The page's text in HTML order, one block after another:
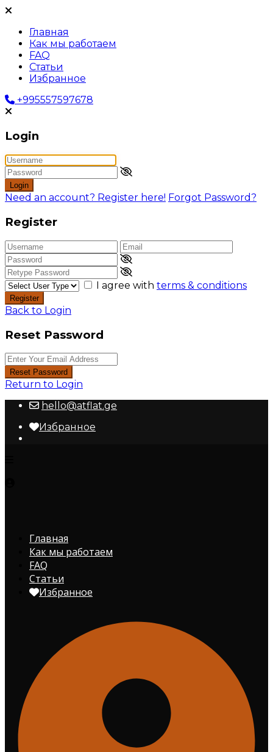
Главная
Как мы работаем
FAQ
Статьи
Избранное
+995557597678
Login
Login
Need an account? Register here! Forgot Password?
Register
I agree with terms & conditions
Register
Back to Login
Reset Password
Reset Password
Return to Login
hello@atflat.ge
Избранное
Главная
Как мы работаем
FAQ
Статьи
Избранное